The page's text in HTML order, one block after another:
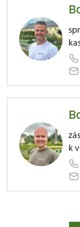
81/,
servisu,k
81/,